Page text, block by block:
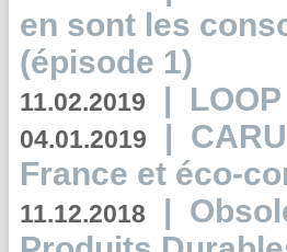
en sont les
(épisode 1)
11.02.2019 |
04.01.2019 |
France et éco-
11.12.2018 |